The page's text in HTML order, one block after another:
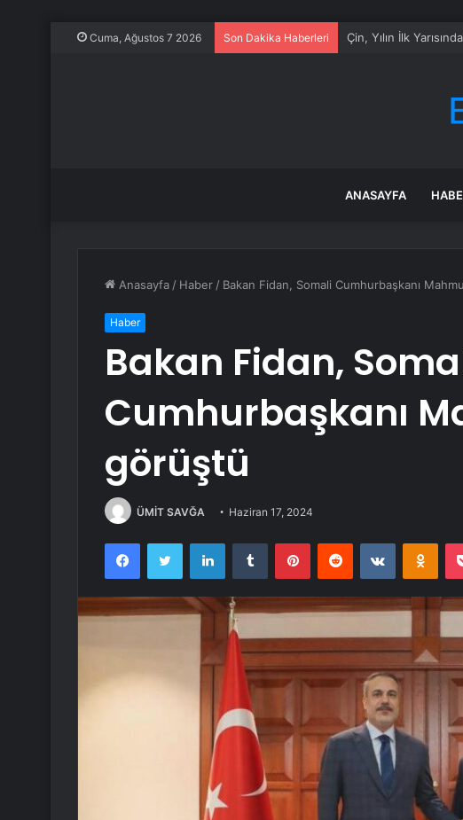
Cuma, Ağustos 7 2026 Son Dakika Haberleri Çin, Yılın İlk
ANASAYFA
Anasayfa / Haber / Bakan Fidan, Somali Cumhurbaşkanı
Haber
Bakan Fidan,
Cumhurbaşkanı
görüştü
ÜMİT SAVĞA Haziran 17, 2024
FacebookTwitter LinkedInTumblr PinterestReddit VKontakte